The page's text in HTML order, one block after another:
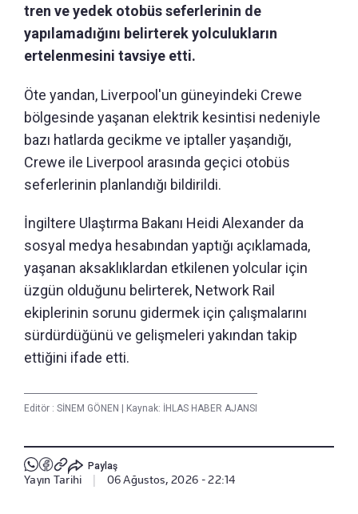
tren ve yedek otobüs seferlerinin de
yapılamadığını belirterek yolculukların
ertelenmesini tavsiye etti.
Öte yandan, Liverpool'un güneyindeki Crewe
bölgesinde yaşanan elektrik kesintisi nedeniyle
bazı hatlarda gecikme ve iptaller yaşandığı,
Crewe ile Liverpool arasında geçici otobüs
seferlerinin planlandığı bildirildi.
İngiltere Ulaştırma Bakanı Heidi Alexander da
sosyal medya hesabından yaptığı açıklamada,
yaşanan aksaklıklardan etkilenen yolcular için
üzgün olduğunu belirterek, Network Rail
ekiplerinin sorunu gidermek için çalışmalarını
sürdürdüğünü ve gelişmeleri yakından takip
ettiğini ifade etti.
Editör : SİNEM GÖNEN Kaynak: İHLAS HABER AJANSI
Paylaş
Yayın Tarihi 06 Ağustos, 2026 - 22:14